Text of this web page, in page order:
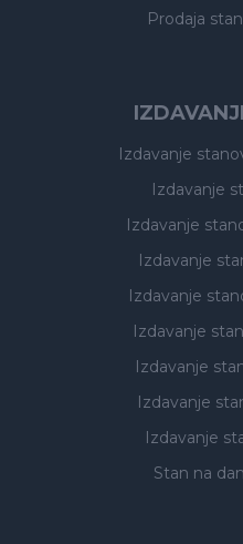
Prodaja
Izdavanje
Izdavanje
Izdavanje
Izdavanje
Izdavanje
Izdavanje
Izdavanje
Izdavanje
Izdavanje
Stan na